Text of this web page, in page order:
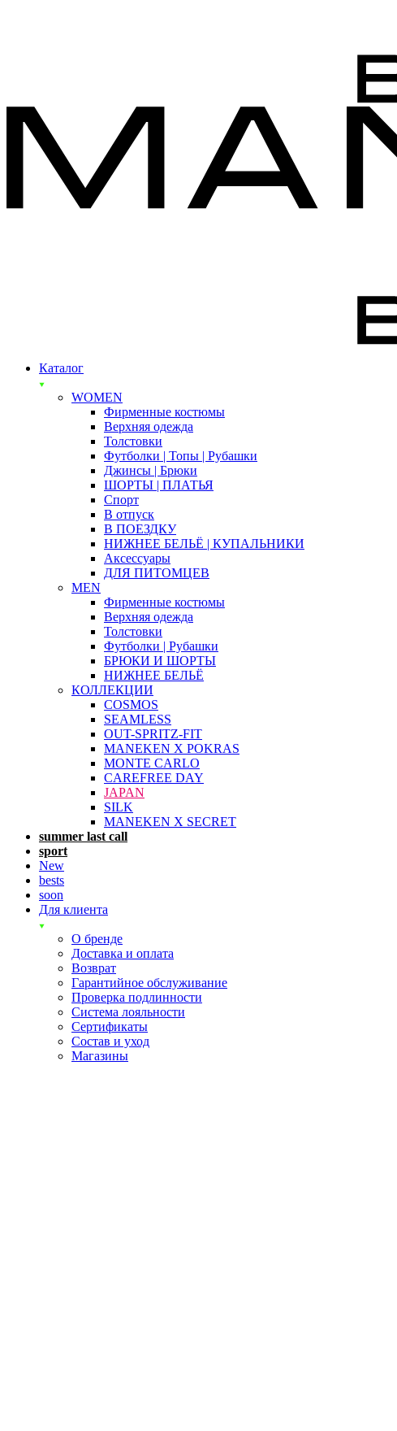
Каталог
WOMEN
Фирменные костюмы
Верхняя одежда
Толстовки
Футболки | Топы | Рубашки
Джинсы | Брюки
ШОРТЫ | ПЛАТЬЯ
Спорт
В отпуск
В ПОЕЗДКУ
НИЖНЕЕ БЕЛЬЁ | КУПАЛЬНИКИ
Аксессуары
ДЛЯ ПИТОМЦЕВ
MEN
Фирменные костюмы
Верхняя одежда
Толстовки
Футболки | Рубашки
БРЮКИ И ШОРТЫ
НИЖНЕЕ БЕЛЬЁ
КОЛЛЕКЦИИ
COSMOS
SEAMLESS
OUT-SPRITZ-FIT
MANEKEN X POKRAS
MONTE CARLO
CAREFREE DAY
JAPAN
SILK
MANEKEN X SECRET
summer last call
sport
New
bests
soon
Для клиента
О бренде
Доставка и оплата
Возврат
Гарантийное обслуживание
Проверка подлинности
Система лояльности
Сертификаты
Состав и уход
Магазины